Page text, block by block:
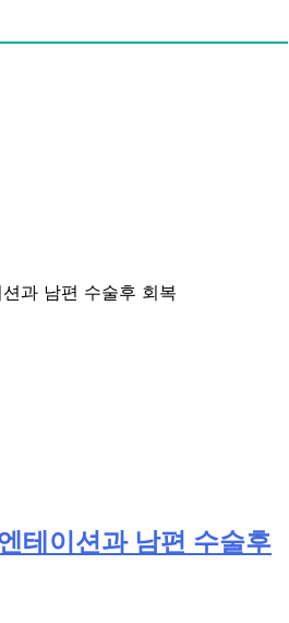
테이션과 남편 수술후